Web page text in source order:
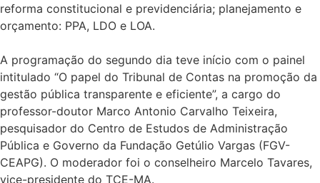
reforma constitucional e previdenciária; planejamento e
orçamento: PPA, LDO e LOA.
A programação do segundo dia teve início com o painel
intitulado “O papel do Tribunal de Contas na promoção da
gestão pública transparente e eficiente”, a cargo do
professor-doutor Marco Antonio Carvalho Teixeira,
pesquisador do Centro de Estudos de Administração
Pública e Governo da Fundação Getúlio Vargas (FGV-
CEAPG). O moderador foi o conselheiro Marcelo Tavares,
vice-presidente do TCE-MA.